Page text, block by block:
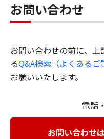
お問い合わせ
お問い合わせの前に、上
るQ&A検索（よくあるご
お願いいたします。
電話
お問い合わせ